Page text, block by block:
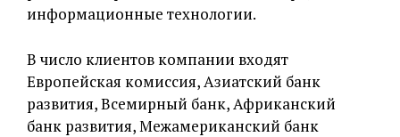
информационные технологии.
В число клиентов компании входят
Европейская комиссия, Азиатский банк
развития, Всемирный банк, Африканский
банк развития, Межамериканский банк